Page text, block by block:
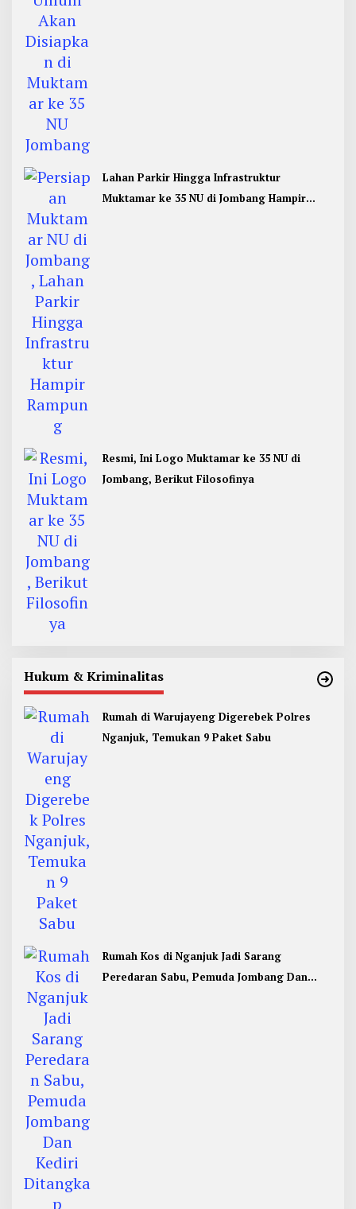
Lahan Parkir Hingga Infrastruktur
Muktamar ke 35 NU di Jombang Hampir
Resmi, Ini Logo Muktamar ke 35 NU di
Jombang, Berikut Filosofinya
Hukum & Kriminalitas
Rumah di Warujayeng Digerebek Polres
Nganjuk, Temukan 9 Paket Sabu
Rumah Kos di Nganjuk Jadi Sarang
Peredaran Sabu, Pemuda Jombang Dan